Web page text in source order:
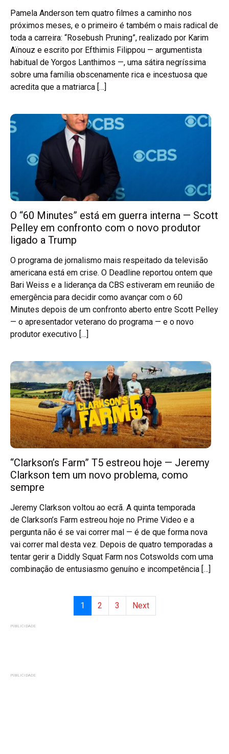
Pamela Anderson tem quatro filmes a caminho nos
próximos meses, e o primeiro é também o mais radical de
toda a carreira: “Rosebush Pruning”, realizado por Karim
Aïnouz e escrito por Efthimis Filippou — argumentista
habitual de Yorgos Lanthimos —, uma sátira negríssima
sobre uma família obscenamente rica e incestuosa que
acredita que a matriarca […]
O “60 Minutes” está em guerra interna — Scott
Pelley em confronto com o novo produtor
ligado a Trump
O programa de jornalismo mais respeitado da televisão
americana está em crise. O Deadline reportou ontem que
Bari Weiss e a liderança da CBS estiveram em reunião de
emergência para decidir como avançar com o 60
Minutes depois de um confronto aberto entre Scott Pelley
— o apresentador veterano do programa — e o novo
produtor executivo […]
“Clarkson’s Farm” T5 estreou hoje — Jeremy
Clarkson tem um novo problema, como
sempre
Jeremy Clarkson voltou ao ecrã. A quinta temporada
de Clarkson’s Farm estreou hoje no Prime Video e a
pergunta não é se vai correr mal — é de que forma nova
vai correr mal desta vez. Depois de quatro temporadas a
tentar gerir a Diddly Squat Farm nos Cotswolds com uma
combinação de entusiasmo genuíno e incompetência […]
1 2 3 Next
PUBLICIDADE
PUBLICIDADE